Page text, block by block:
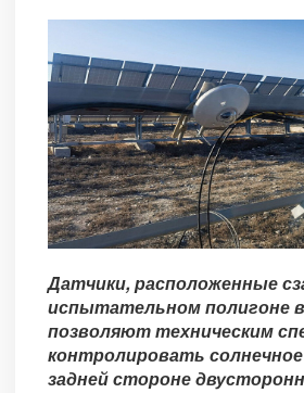
Датчики, расположенные
испытательном полигоне
позволяют техническим
контролировать солнечное
задней стороне